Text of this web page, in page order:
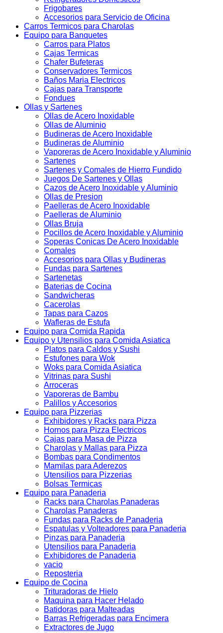
Frigobares
Accesorios para Servicio de Oficina
Carros Termicos para Charolas
Equipo para Banquetes
Carros para Platos
Cajas Termicas
Chafer Bufeteras
Conservadores Termicos
Baños Maria Electricos
Cajas para Transporte
Fondues
Ollas y Sartenes
Ollas de Acero Inoxidable
Ollas de Aluminio
Budineras de Acero Inoxidable
Budineras de Aluminio
Vaporeras de Acero Inoxidable y Aluminio
Sartenes
Sartenes y Comales de Hierro Fundido
Juegos De Sartenes y Ollas
Cazos de Acero Inoxidable y Aluminio
Ollas de Presion
Paelleras de Acero Inoxidable
Paelleras de Aluminio
Ollas Bruja
Pocillos de Acero Inoxidable y Aluminio
Soperas Conicas De Acero Inoxidable
Comales
Accesorios para Ollas y Budineras
Fundas para Sartenes
Sartenetas
Baterias de Cocina
Sandwicheras
Cacerolas
Tapas para Cazos
Wafleras de Estufa
Equipo para Comida Rapida
Equipo y Utensilios para Comida Asiatica
Platos para Caldos y Sushi
Estufones para Wok
Woks para Comida Asiatica
Vitrinas para Sushi
Arroceras
Vaporeras de Bambu
Palillos y Accesorios
Equipo para Pizzerias
Exhibidores y Racks para Pizza
Hornos para Pizza Electricos
Cajas para Masa de Pizza
Charolas y Mallas para Pizza
Bombas para Condimentos
Mamilas para Aderezos
Utensilios para Pizzerias
Bolsas Termicas
Equipo para Panaderia
Racks para Charolas Panaderas
Charolas Panaderas
Fundas para Racks de Panaderia
Espatulas y Volteadores para Panaderia
Pinzas para Panaderia
Utensilios para Panaderia
Exhibidores de Panaderia
vacio
Reposteria
Equipo de Cocina
Trituradoras de Hielo
Maquina para Hacer Helado
Batidoras para Malteadas
Barras Refrigeradas para Encimera
Extractores de Jugo